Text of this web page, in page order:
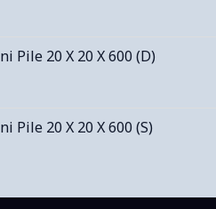
Pile 20 X 20 X 600 (D)
Pile 20 X 20 X 600 (S)